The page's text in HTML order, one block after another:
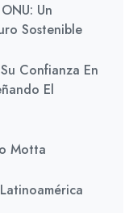
Un
Sostenible
Confianza En
El
Motta